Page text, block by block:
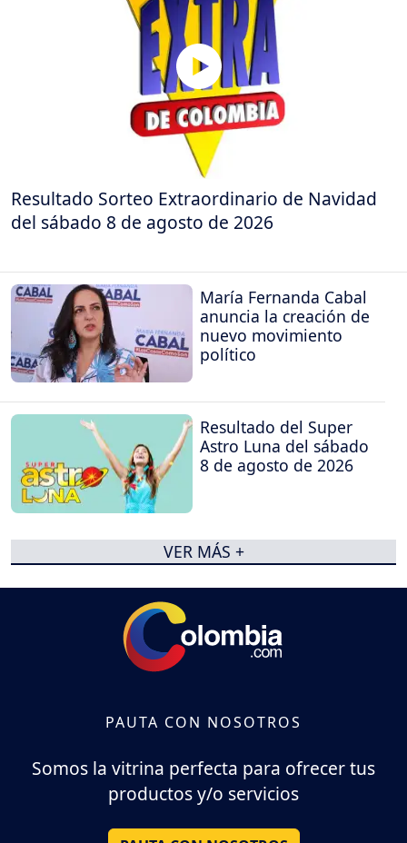
Resultado Sorteo Extraordinario de Navidad
del sábado 8 de agosto de 2026
María Fernanda Cabal
anuncia la creación de
nuevo movimiento
político
Resultado del Super
Astro Luna del sábado
8 de agosto de 2026
VER MÁS +
PAUTA CON NOSOTROS
Somos la vitrina perfecta para ofrecer tus
productos y/o servicios